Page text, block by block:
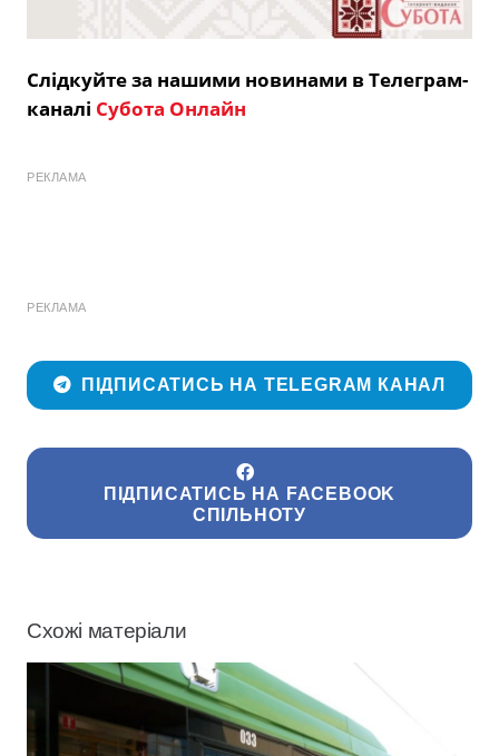
Слідкуйте за нашими новинами в Телеграм-
каналі Субота Онлайн
РЕКЛАМА
РЕКЛАМА
ПІДПИСАТИСЬ НА TELEGRAM КАНАЛ
ПІДПИСАТИСЬ НА FACEBOOK
СПІЛЬНОТУ
Схожі матеріали